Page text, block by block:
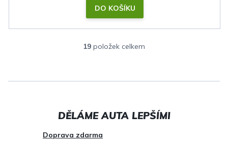
DO KOŠÍKU
O
l
a
19 položek celkem
Doprava zdarma